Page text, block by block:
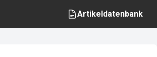
Artikeldatenbank